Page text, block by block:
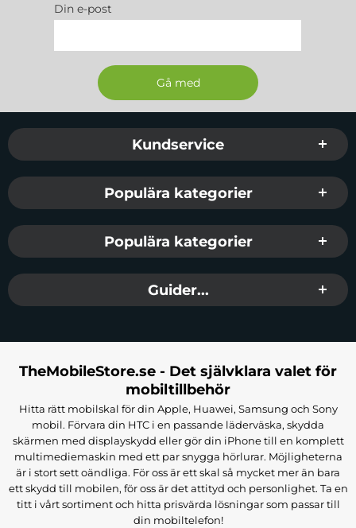
Din e-post
Sidfot Blandad info och länkar
Kundservice
Populära kategorier
Populära kategorier
Guider...
TheMobileStore.se - Det självklara valet för
mobiltillbehör
Hitta rätt mobilskal för din Apple, Huawei, Samsung och Sony
mobil. Förvara din HTC i en passande läderväska, skydda
skärmen med displayskydd eller gör din iPhone till en komplett
multimediemaskin med ett par snygga hörlurar. Möjligheterna
är i stort sett oändliga. För oss är ett skal så mycket mer än bara
ett skydd till mobilen, för oss är det attityd och personlighet. Ta en
titt i vårt sortiment och hitta prisvärda lösningar som passar till
din mobiltelefon!